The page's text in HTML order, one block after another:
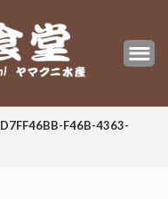
D7FF46BB-F46B-4363-